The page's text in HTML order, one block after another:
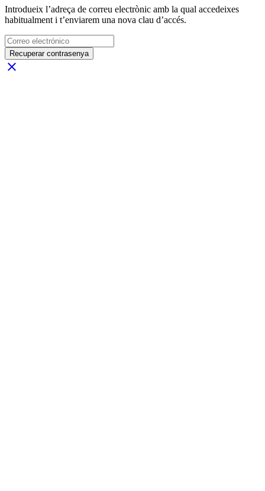
Introdueix l’adreça de correu electrònic amb la qual accedeixes
habitualment i t’enviarem una nova clau d’accés.
Recuperar contrasenya
close